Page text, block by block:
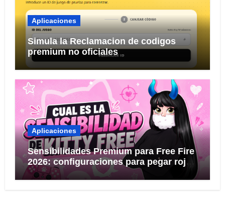
Aplicaciones
Simula la Reclamacion de codigos
premium no oficiales
Aplicaciones
Sensibilidades Premium para Free Fire
2026: configuraciones para pegar rojo
KITTY FREE